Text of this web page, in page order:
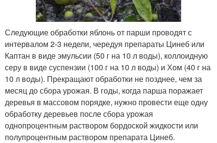
Следующие обработки яблонь от парши проводят с
интервалом 2-3 недели, чередуя препараты Цинеб или
Каптан в виде эмульсии (50 г на 10 л воды), коллоидную
серу в виде суспензии (100 г на 10 л воды) и Хом (40 г на
10 л воды). Прекращают обработки не позднее, чем за
месяц до сбора урожая. В годы, когда парша поражает
деревья в массовом порядке, нужно провести еще одну
обработку деревьев после сбора урожая
однопроцентным раствором бордоской жидкости или
полупроцентным раствором препарата Цинеб.